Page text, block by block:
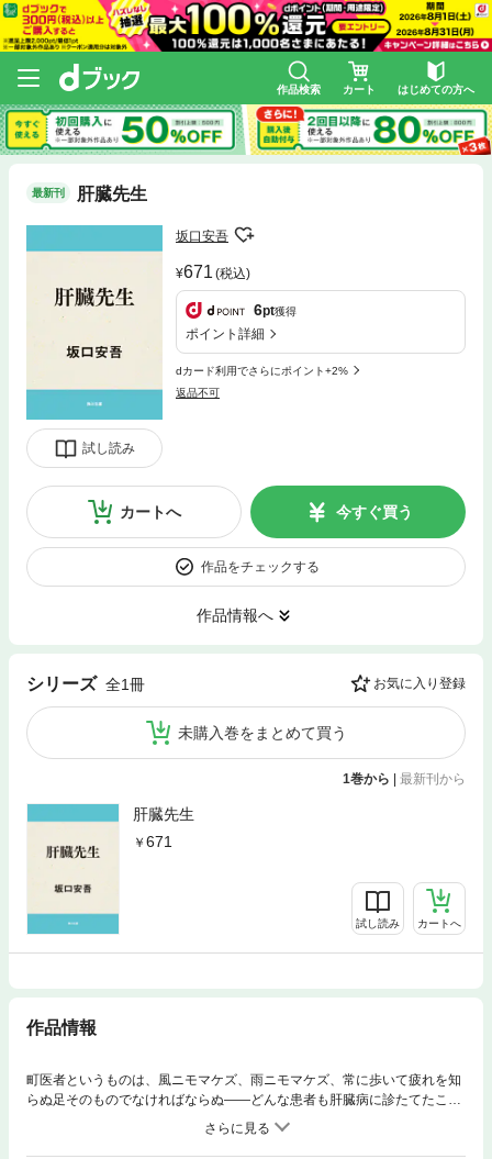
作品検索 カート はじめての方へ
最新刊 肝臓先生
試し読み
坂口安吾
671 (税込)
6pt獲得
ポイント詳細
dカード利用でさらにポイント+2%
返品不可
カートへ 今すぐ買う
作品をチェックする
作品情報へ
シリーズ 全1冊 お気に入り登録
未購入巻をまとめて買う
1巻から | 最新刊から
肝臓先生
671
試し読み カートへ
作品情報
町医者というものは、風ニモマケズ、雨ニモマケズ、常に歩いて疲れを知
らぬ足そのものでなければならぬ――どんな患者も肝臓病に診たてたこと
から“肝臓先生”とあだ名された伊東の開業医・赤城風雲。戦争まっただな
か、赤城は、蔓延する肝臓炎を撲滅せんと、寝食を忘れて研究に没頭、患